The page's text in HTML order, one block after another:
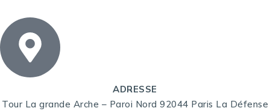
ADRESSE
Tour La grande Arche – Paroi Nord 92044 Paris La Défense